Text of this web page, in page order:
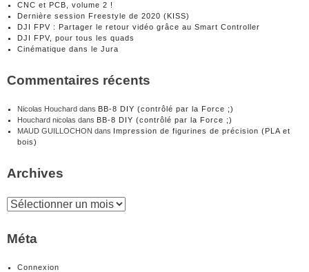
CNC et PCB, volume 2 !
Dernière session Freestyle de 2020 (KISS)
DJI FPV : Partager le retour vidéo grâce au Smart Controller
DJI FPV, pour tous les quads
Cinématique dans le Jura
Commentaires récents
Nicolas Houchard dans BB-8 DIY (contrôlé par la Force ;)
Houchard nicolas dans BB-8 DIY (contrôlé par la Force ;)
MAUD GUILLOCHON dans Impression de figurines de précision (PLA et
bois)
Archives
Archives
Méta
Connexion